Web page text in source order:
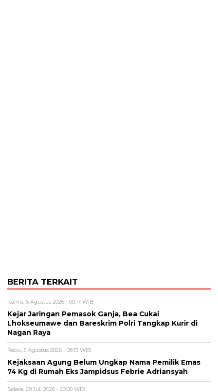
BERITA TERKAIT
Kamis, 6 Agustus 2026 - 00:17 WIB
Kejar Jaringan Pemasok Ganja, Bea Cukai
Lhokseumawe dan Bareskrim Polri Tangkap Kurir di
Nagan Raya
Rabu, 5 Agustus 2026 - 08:13 WIB
Kejaksaan Agung Belum Ungkap Nama Pemilik Emas
74 Kg di Rumah Eks Jampidsus Febrie Adriansyah
Selasa, 28 Juli 2026 - 20:00 WIB